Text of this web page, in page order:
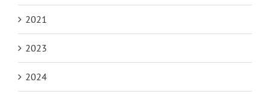
2021
2023
2024